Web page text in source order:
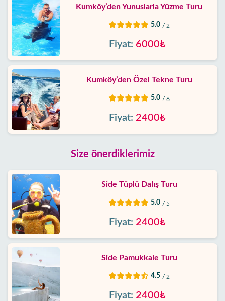
Kumköy’den Yunuslarla Yüzme Turu
5.0 / 2
Fiyat: 6000₺
Kumköy’den Özel Tekne Turu
5.0 / 6
Fiyat: 2400₺
Size önerdiklerimiz
Side Tüplü Dalış Turu
5.0 / 5
Fiyat: 2400₺
Side Pamukkale Turu
4.5 / 2
Fiyat: 2400₺